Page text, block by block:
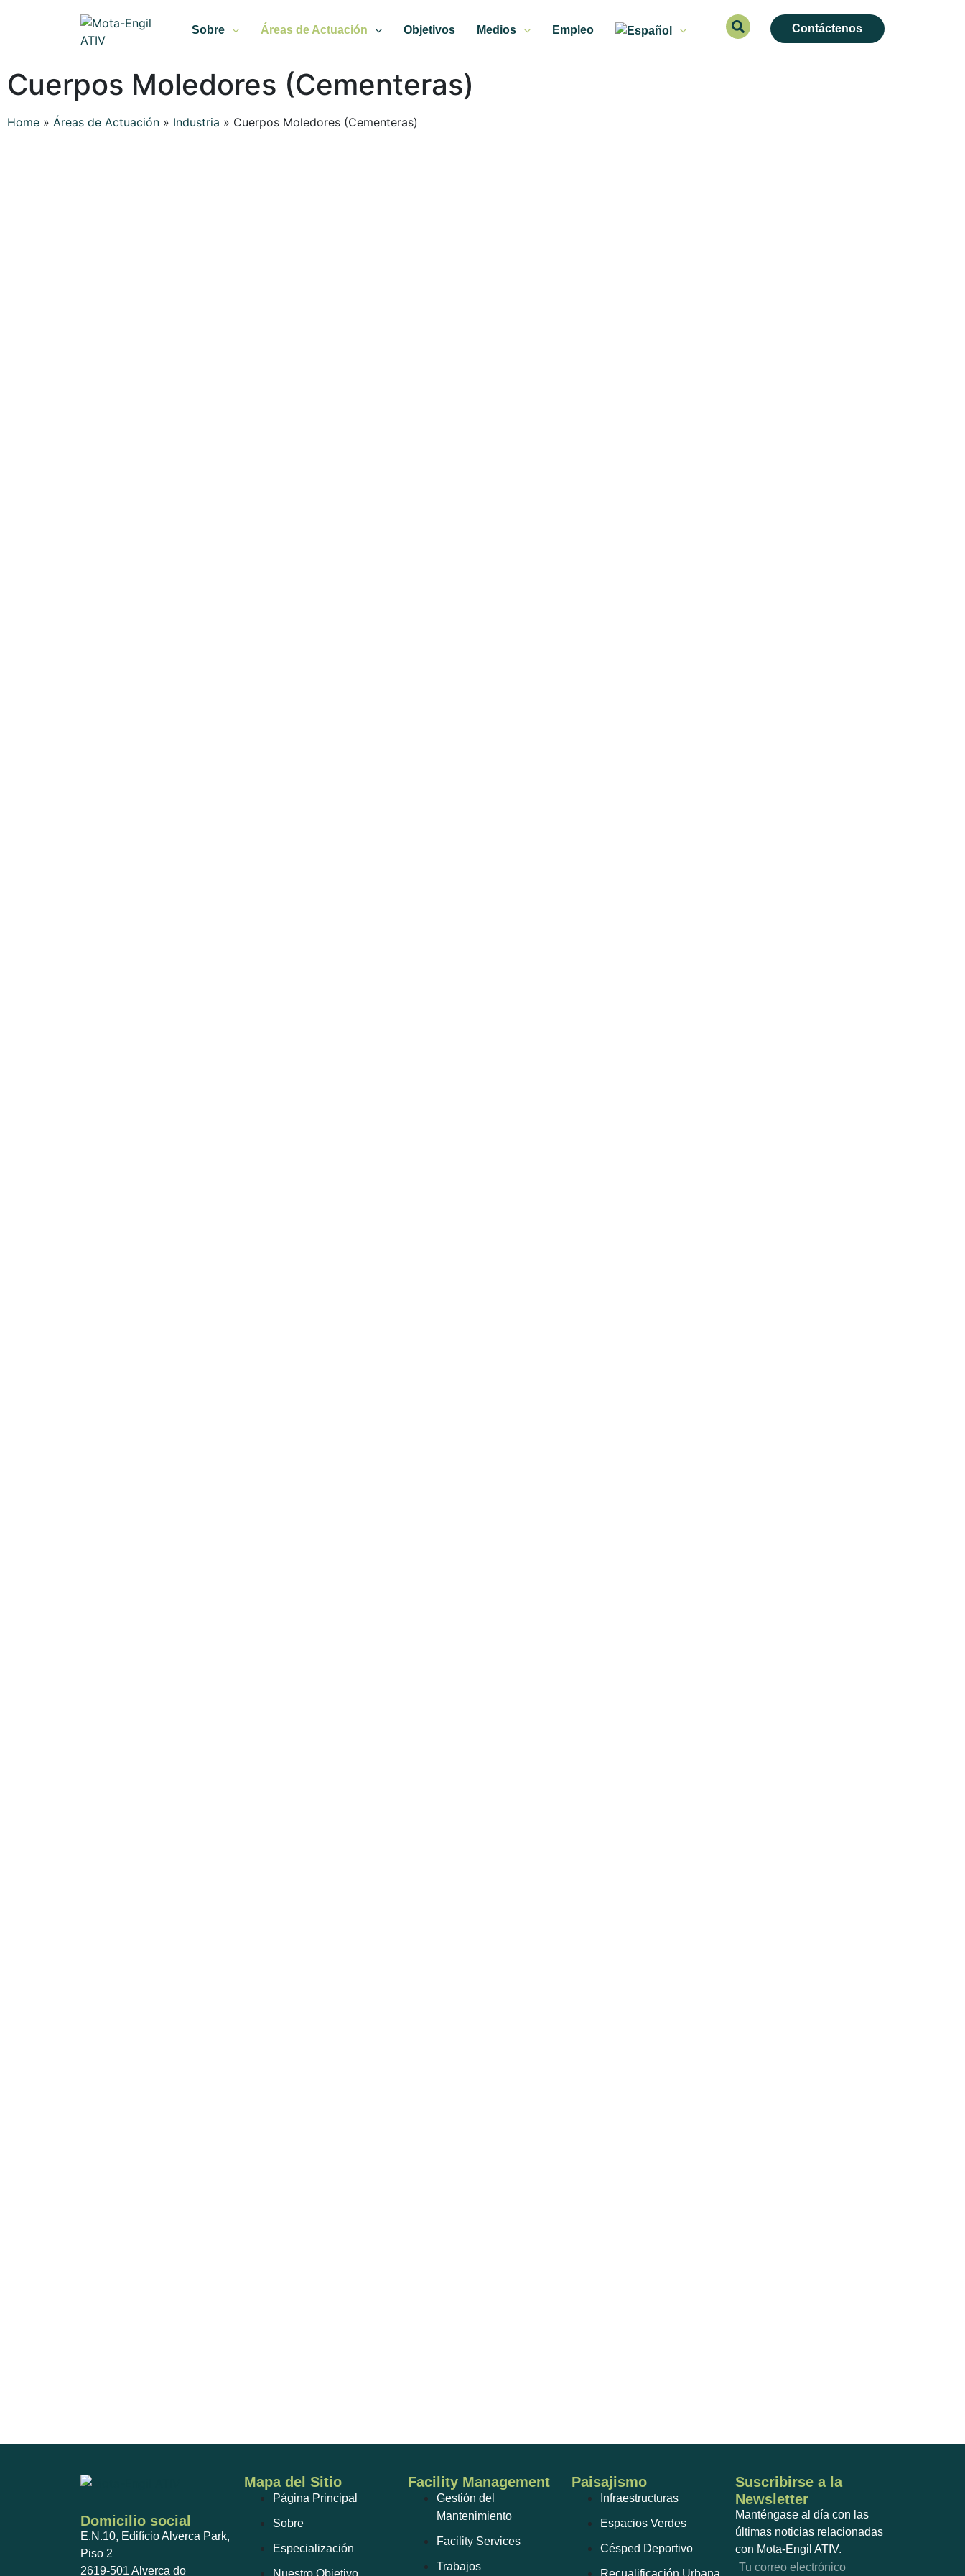
Sobre Áreas de Actuación Objetivos Medios Empleo Contáctenos
Cuerpos Moledores (Cementeras)
Home » Áreas de Actuación » Industria » Cuerpos Moledores (Cementeras)
Domicilio social
E.N.10, Edifício Alverca Park,
Piso 2
2619-501 Alverca do
Mapa del Sitio
Página Principal
Sobre
Especialización
Nuestro Objetivo
Facility Management
Gestión del
Mantenimiento
Facility Services
Trabajos
Paisajismo
Infraestructuras
Espacios Verdes
Césped Deportivo
Recualificación Urbana
Suscribirse a la
Newsletter
Manténgase al día con las
últimas noticias relacionadas
con Mota-Engil ATIV.